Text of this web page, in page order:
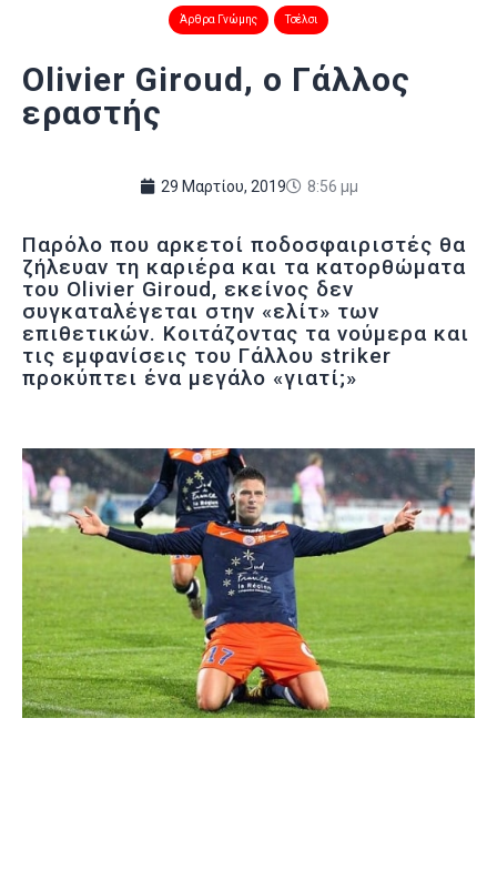
Άρθρα Γνώμης Τσέλσι
Olivier Giroud, ο Γάλλος
εραστής
29 Μαρτίου, 2019 8:56 μμ
Παρόλο που αρκετοί ποδοσφαιριστές θα
ζήλευαν τη καριέρα και τα κατορθώματα
του Olivier Giroud, εκείνος δεν
συγκαταλέγεται στην «ελίτ» των
επιθετικών. Κοιτάζοντας τα νούμερα και
τις εμφανίσεις του Γάλλου striker
προκύπτει ένα μεγάλο «γιατί;»